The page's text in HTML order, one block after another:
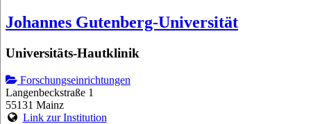
Johannes Gutenberg-Universität
Universitäts-Hautklinik
Forschungseinrichtungen
Langenbeckstraße 1
55131 Mainz
Link zur Institution